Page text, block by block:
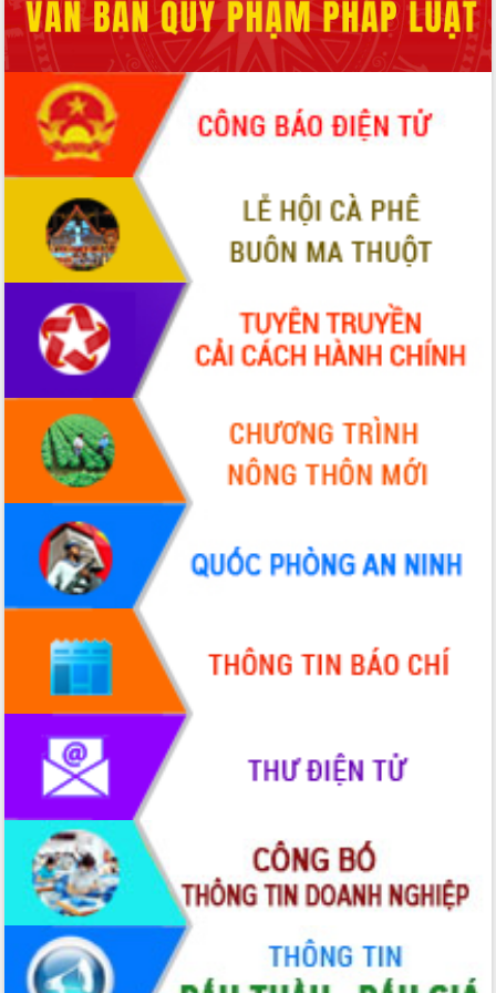
món ăn từ sầu riêng
Đắk Lắk công bố Quy hoạch và xúc
tiến đầu tư tỉnh
Ngành cá ngừ Đắk Lắk chủ động thích
ứng để giữ vững thị trường xuất khẩu
Diễn đàn Kinh tế tư nhân Việt Nam đột
phá cơ chế - Hợp tác công tư
Đề án 06 tạo bước ngoặt đột phá trong
cải cách hành chính tỉnh Đắk Lắk
Kết nối tour, đẩy mạnh chuyển đổi số
để phát triển du lịch Đắk Lắk
Khởi động Dự án Đầu tư xây dựng hạ
tầng kỹ thuật Cụm công nghiệp Tân
Tiến
Gặp mặt các cơ quan báo chí nhân Kỷ
niệm 101 năm Ngày Báo chí Cách
mạng Việt Nam
Đắk Lắk sơ kết 4 năm triển khai thực
hiện Đề án 06 của Chính phủ
Họp báo thông tin về Hội nghị Công bố
Quy hoạch và Xúc tiến đầu tư tỉnh Đắk
Khơi thông điểm nghẽn, đẩy nhanh
giải ngân vốn khắc phục thiên tai
HĐND tỉnh thông qua điều chỉnh Quy
hoạch tỉnh thời kỳ 2021-2030
Hội thảo góp ý hồ sơ điều chỉnh quy
hoạch tỉnh Đắk Lắk thời kỳ 2021-2030,
tầm nhìn đến năm 2050
Nâng cao hiệu quả hoạt động của các
doanh nghiệp nhà nước
Hội nghị triển khai kết nối mạng
truyền số liệu chuyên dùng phục vụ cơ
quan Đảng, Nhà nước
Lễ phát động chuỗi hoạt động chung
tay làm sạch môi trường
Xã Ea Kar bước chuyển mình trong
công tác cải cách hành chính mô hình
UBND tỉnh họp báo định kỳ tháng 4
năm 2026